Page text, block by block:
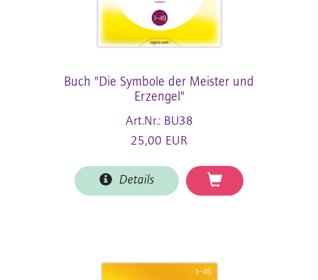
Buch "Die Symbole der Meister und
Erzengel"
Art.Nr.: BU38
25,00 EUR
Details